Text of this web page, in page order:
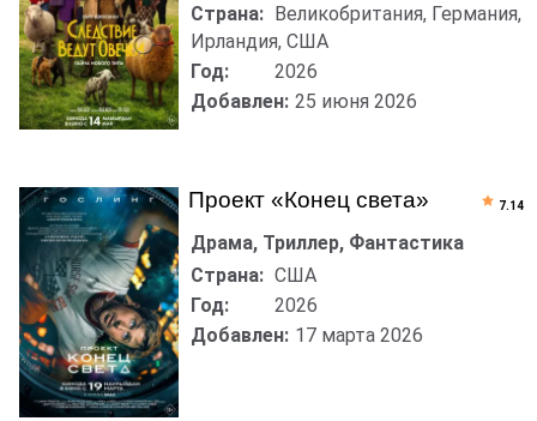
Страна: Великобритания, Германия,
Ирландия, США
Год:
2026
Добавлен: 25 июня 2026
Проект «Конец света»
Драма, Триллер, Фантастика
Страна: США
Год:
2026
Добавлен: 17 марта 2026
7.14